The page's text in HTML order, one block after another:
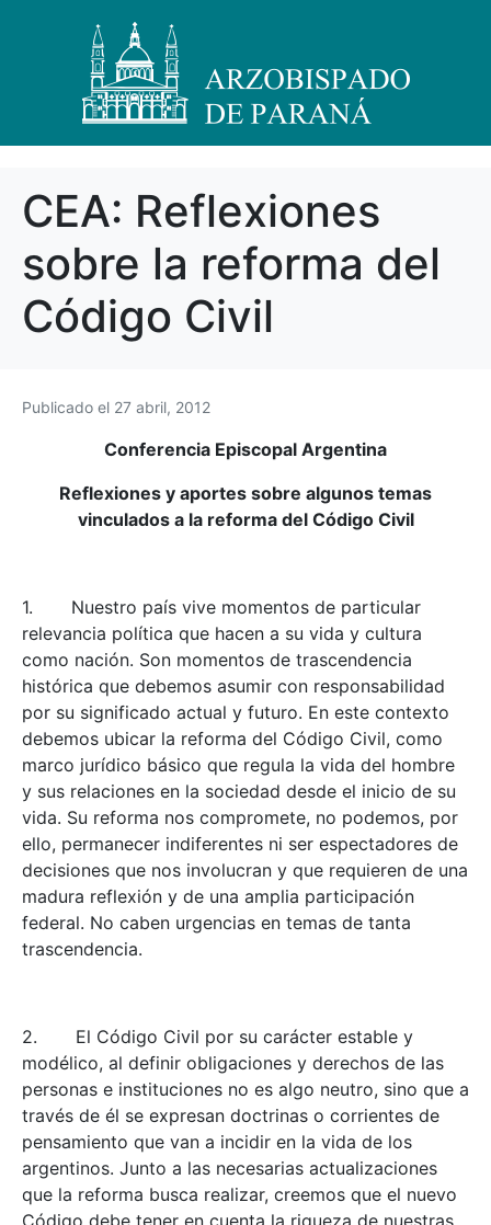
CEA: Reflexiones
sobre la reforma del
Código Civil
Publicado el 27 abril, 2012
Conferencia Episcopal Argentina
Reflexiones y aportes sobre algunos temas
vinculados a la reforma del Código Civil
1. Nuestro país vive momentos de particular
relevancia política que hacen a su vida y cultura
como nación. Son momentos de trascendencia
histórica que debemos asumir con responsabilidad
por su significado actual y futuro. En este contexto
debemos ubicar la reforma del Código Civil, como
marco jurídico básico que regula la vida del hombre
y sus relaciones en la sociedad desde el inicio de su
vida. Su reforma nos compromete, no podemos, por
ello, permanecer indiferentes ni ser espectadores de
decisiones que nos involucran y que requieren de una
madura reflexión y de una amplia participación
federal. No caben urgencias en temas de tanta
trascendencia.
2. El Código Civil por su carácter estable y
modélico, al definir obligaciones y derechos de las
personas e instituciones no es algo neutro, sino que a
través de él se expresan doctrinas o corrientes de
pensamiento que van a incidir en la vida de los
argentinos. Junto a las necesarias actualizaciones
que la reforma busca realizar, creemos que el nuevo
Código debe tener en cuenta la riqueza de nuestras